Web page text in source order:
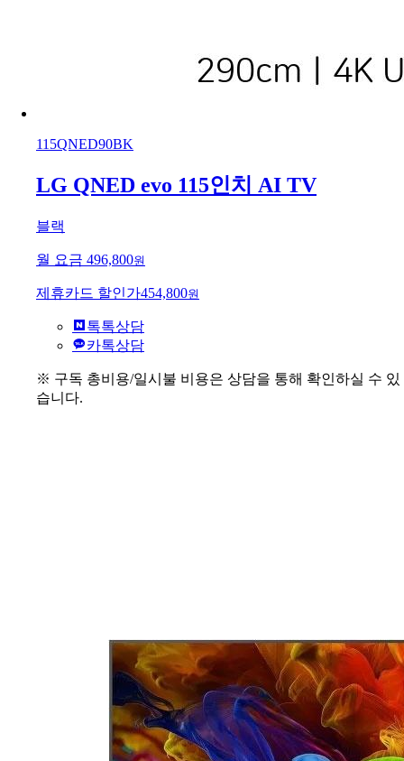
115QNED90BK
LG QNED evo 115인치 AI TV
블랙
월 요금 496,800원
제휴카드 할인가454,800원
톡톡상담
카톡상담
※ 구독 총비용/일시불 비용은 상담을 통해 확인하실 수 있
습니다.